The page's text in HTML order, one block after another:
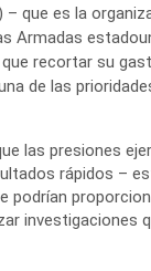
– que es la
Armadas
recortar su
de las
las presiones
rápidos –
podrían
investigaciones